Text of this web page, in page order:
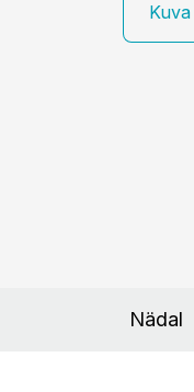
Nädal